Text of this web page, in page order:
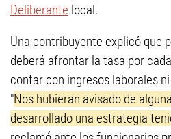
Deliberante local.
Una contribuyente explicó que
deberá afrontar la tasa por
contar con ingresos laborales
"Nos hubieran avisado de
desarrollado una estrategia